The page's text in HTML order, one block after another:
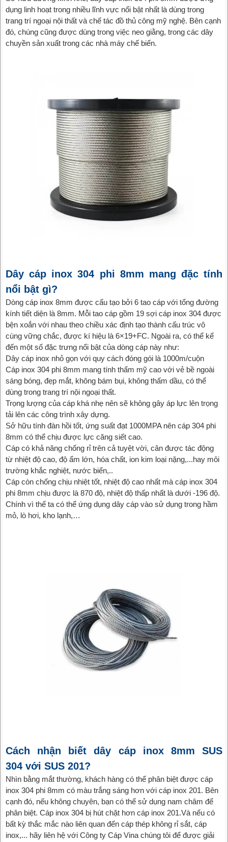
dụng linh hoạt trong nhiều lĩnh vực nổi bật nhất là dùng trong
trang trí ngoại nội thất và chế tác đồ thủ công mỹ nghệ. Bên cạnh
đó, chúng cũng được dùng trong việc neo giằng, trong các dây
chuyền sản xuất trong các nhà máy chế biến.
Dây cáp inox 304 phi 8mm mang đặc tính
nổi bật gì?
Dòng cáp inox 8mm được cấu tạo bởi 6 tao cáp với tổng đường
kính tiết diện là 8mm. Mỗi tao cáp gồm 19 sợi cáp inox 304 được
bện xoắn với nhau theo chiều xác định tạo thành cấu trúc vô
cùng vững chắc, được kí hiệu là 6×19+FC. Ngoài ra, có thể kể
đến một số đặc trưng nổi bật của dòng cáp này như:
Dây cáp inox nhỏ gọn với quy cách đóng gói là 1000m/cuộn
Cáp inox 304 phi 8mm mang tính thẩm mỹ cao với vẻ bề ngoài
sáng bóng, đẹp mắt, không bám bụi, không thấm dầu, có thể
dùng trong trang trí nội ngoại thất.
Trọng lượng của cáp khá nhẹ nên sẽ không gây áp lực lên trọng
tải lên các công trình xây dựng.
Sở hữu tính đàn hồi tốt, ứng suất đạt 1000MPA nên cáp 304 phi
8mm có thể chịu được lực căng siết cao.
Cáp có khả năng chống rỉ trên cả tuyệt vời, cân được tác động
từ nhiệt độ cao, độ ẩm lớn, hóa chất, ion kim loại nặng,...hay môi
trường khắc nghiệt, nước biển,..
Cáp còn chống chịu nhiệt tốt, nhiệt độ cao nhất mà cáp inox 304
phi 8mm chịu được là 870 độ, nhiệt độ thấp nhất là dưới -196 độ.
Chính vì thế ta có thể ứng dụng dây cáp vào sử dụng trong hầm
mỏ, lò hơi, kho lạnh,…
Cách nhận biết dây cáp inox 8mm SUS
304 với SUS 201?
Nhìn bằng mắt thường, khách hàng có thể phân biệt được cáp
inox 304 phi 8mm có màu trắng sáng hơn với cáp inox 201. Bên
cạnh đó, nếu không chuyên, bạn có thể sử dụng nam châm để
phân biệt. Cáp inox 304 bị hút chặt hơn cáp inox 201.Và nếu có
bất kỳ thắc mắc nào liên quan đến cáp thép không rỉ sắt, cáp
inox,... hãy liên hệ với Công ty Cáp Vina chúng tôi để được giải